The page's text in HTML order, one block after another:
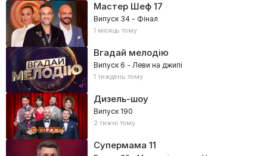
Мастер Шеф17
Випуск 34 - Фінал
1 місяць тому
Вгадай мелодію
Випуск 6 - Леви на джипі
1 тиждень тому
Дизель-шоу
Випуск 190
2 тижні тому
Супермама 11